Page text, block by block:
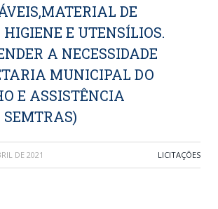
DE
E UTENSÍLIOS.
A NECESSIDADE
MUNICIPAL DO
E ASSISTÊNCIA
DE 2021 LICITAÇÕES